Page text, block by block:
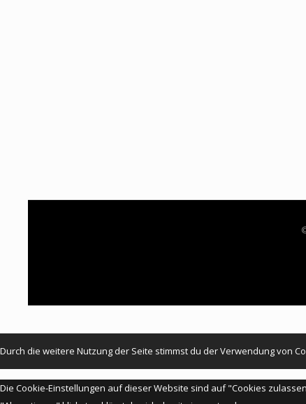
Durch die weitere Nutzung der Seite stimmst du der Verwendung von
Die Cookie-Einstellungen auf dieser Website sind auf "Cookies